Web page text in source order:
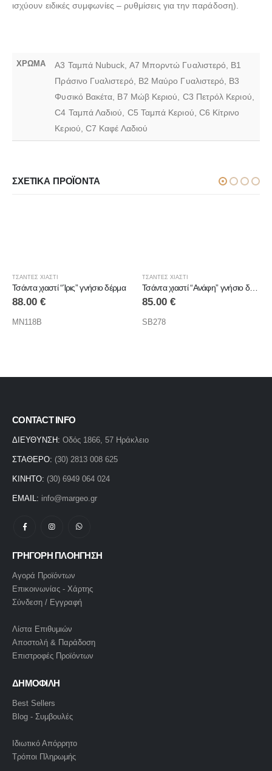
ισχύουν ειδικές συμφωνίες – ρυθμίσεις για την παράδοση).
ΧΡΩΜΑ
A3 Ταμπά Nubuck, A7 Μπορντώ Γυαλιστερό, B1
Πράσινο Γυαλιστερό, B2 Μαύρο Γυαλιστερό, B3
Φυσικό Βακέτα, B7 Μώβ Κεριού, C3 Πετρόλ Κεριού,
C4 Ταμπά Λαδιού, C5 Ταμπά Κεριού, C6 Κίτρινο
Κεριού, C7 Καφέ Λαδιού
ΣΧΕΤΙΚΆ ΠΡΟΪΌΝΤΑ
ΤΣΑΝΤΕΣ ΧΙΑΣΤΙ
Τσάντα χιαστί “Ίρις” γνήσιο δέρμα
88.00 €
MN118B
ΤΣΑΝΤΕΣ ΧΙΑΣΤΙ
Τσάντα χιαστί “Ανάφη” γνήσιο δέρμα
85.00 €
SB278
CONTACT INFO
ΔΙΕΥΘΥΝΣΗ: Οδός 1866, 57 Ηράκλειο
ΣΤΑΘΕΡΟ: (30) 2813 008 625
ΚΙΝΗΤΟ: (30) 6949 064 024
EMAIL: info@margeo.gr
ΓΡΗΓΟΡΗ ΠΛΟΗΓΗΣΗ
Αγορά Προϊόντων
Επικοινωνίας - Χάρτης
Σύνδεση / Εγγραφή
Λίστα Επιθυμιών
Αποστολή & Παράδοση
Επιστροφές Προϊόντων
ΔΗΜΟΦΙΛΗ
Best Sellers
Blog - Συμβουλές
Ιδιωτικό Απόρρητο
Τρόποι Πληρωμής